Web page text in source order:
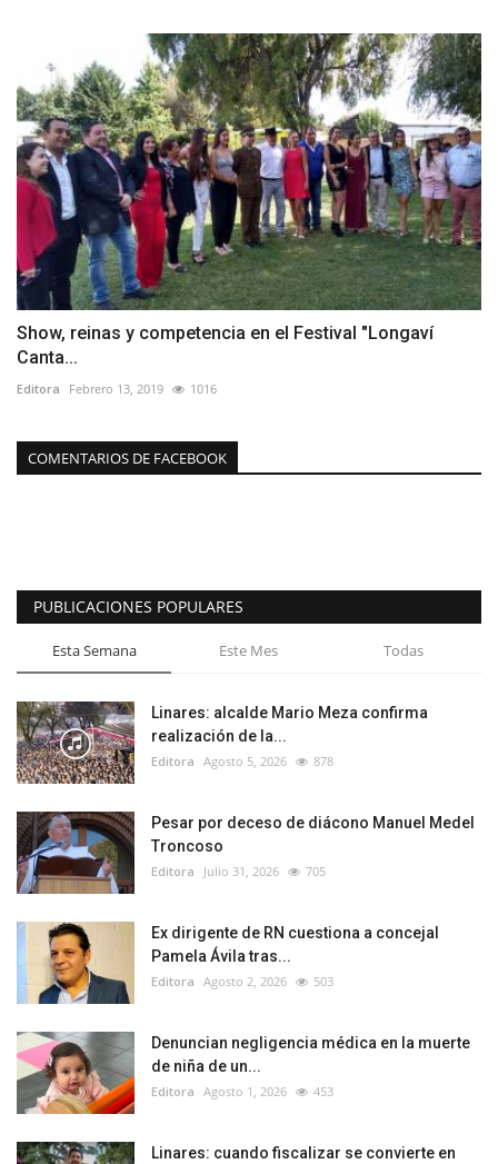
Show, reinas y competencia en el Festival "Longaví
Canta...
Editora Febrero 13, 2019 1016
COMENTARIOS DE FACEBOOK
PUBLICACIONES POPULARES
Esta Semana Este Mes Todas
Linares: alcalde Mario Meza confirma
realización de la...
Editora Agosto 5, 2026 878
Pesar por deceso de diácono Manuel Medel
Troncoso
Editora Julio 31, 2026 705
Ex dirigente de RN cuestiona a concejal
Pamela Ávila tras...
Editora Agosto 2, 2026 503
Denuncian negligencia médica en la muerte
de niña de un...
Editora Agosto 1, 2026 453
Linares: cuando fiscalizar se convierte en